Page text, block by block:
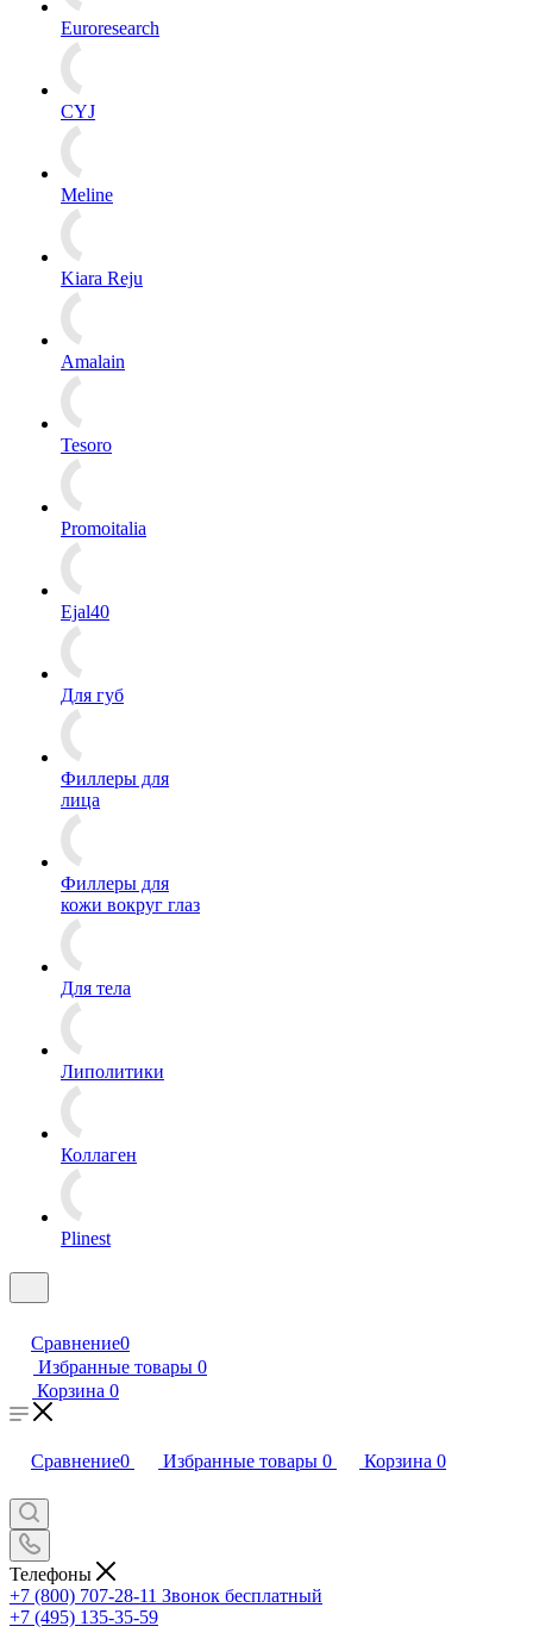
Euroresearch
CYJ
Meline
Kiara Reju
Amalain
Tesoro
Promoitalia
Ejal40
Для губ
Филлеры для
лица
Филлеры для
кожи вокруг глаз
Для тела
Липолитики
Коллаген
Plinest
Сравнение0
Избранные товары 0
Корзина 0
Сравнение0 Избранные товары 0 Корзина 0
Телефоны
+7 (800) 707-28-11 Звонок бесплатный
+7 (495) 135-35-59